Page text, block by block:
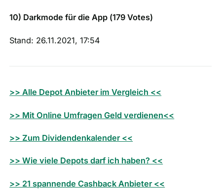
10) Darkmode für die App (179 Votes)
Stand: 26.11.2021, 17:54
>> Alle Depot Anbieter im Vergleich <<
>> Mit Online Umfragen Geld verdienen<<
>> Zum Dividendenkalender <<
>> Wie viele Depots darf ich haben? <<
>> 21 spannende Cashback Anbieter <<